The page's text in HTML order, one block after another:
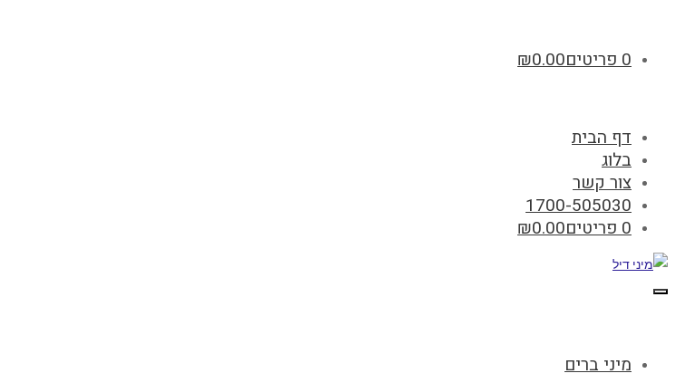
0 פריטים ₪0.00
דף הבית
בלוג
צור קשר
1700-505030
0 פריטים
₪0.00
תפריט
מיני ברים